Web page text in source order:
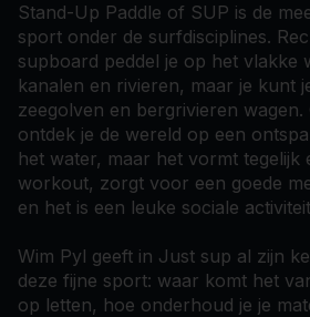
Stand-Up Paddle of SUP is de
sport onder de surfdisciplines.
supboard peddel je op het vlakke
kanalen en rivieren, maar je kunt
zeegolven en bergrivieren wagen.
ontdek je de wereld op een
het water, maar het vormt tegelijk
workout, zorgt voor een goede
en het is een leuke sociale
Wim Pyl geeft in Just sup al zijn
deze fijne sport: waar komt het
op letten, hoe onderhoud je je